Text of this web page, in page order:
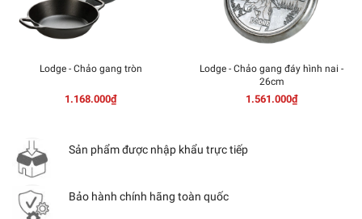
Lodge - Chảo gang tròn
1.168.000₫
Lodge - Chảo gang đáy hình nai -
26cm
1.561.000₫
Sản phẩm được nhập khẩu trực tiếp
Bảo hành chính hãng toàn quốc